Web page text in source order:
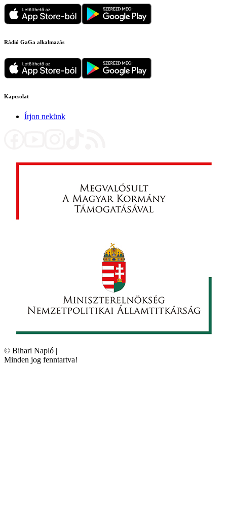
Rádió GaGa alkalmazás
Kapcsolat
Írjon nekünk
© Bihari Napló |
Minden jog fenntartva!